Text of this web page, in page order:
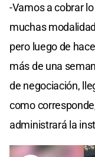
-Vamos a cobrar
muchas
pero luego de
más de una
de negociación,
como
administrará la